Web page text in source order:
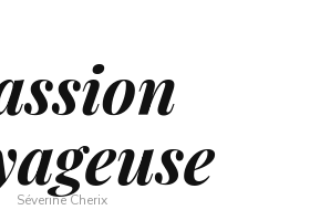
Séverine Cherix